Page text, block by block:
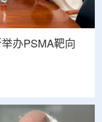
办PSMA靶向